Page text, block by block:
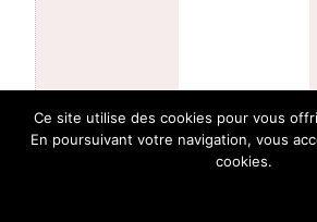
Ce site utilise des cookies pour vous
En poursuivant votre navigation, vous
cookies.